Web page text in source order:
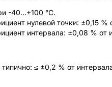
-40...+100 °C.
нулевой точки: ±0,15 %
интервала: ±0,08 % от
≤ ±0,2 % от